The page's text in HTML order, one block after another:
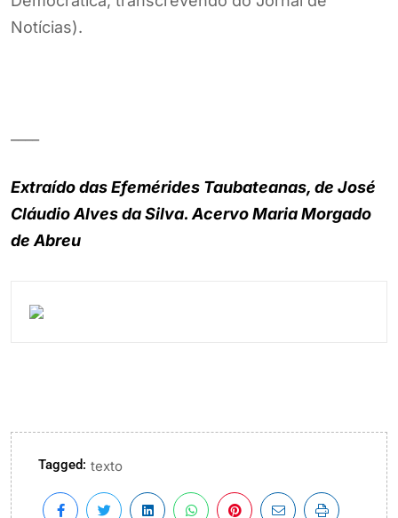
Notícias).
Extraído das Efemérides Taubateanas, de José
Cláudio Alves da Silva. Acervo Maria Morgado
de Abreu
Tagged: texto